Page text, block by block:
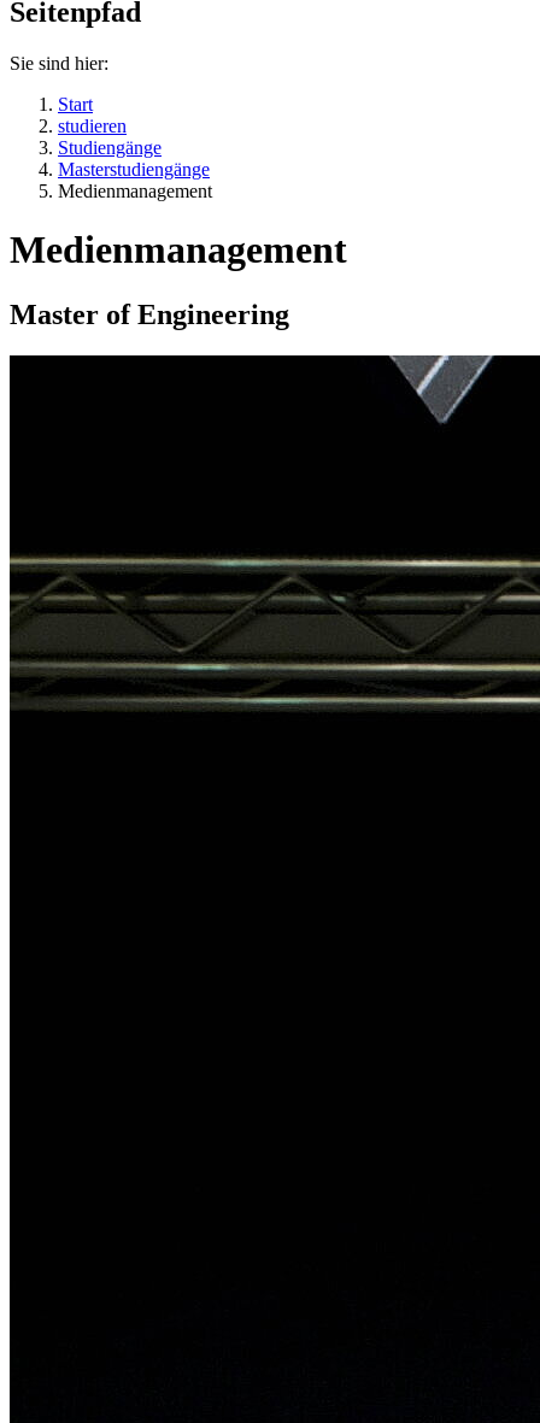
Seitenpfad
Sie sind hier:
Start
studieren
Studiengänge
Masterstudiengänge
Medienmanagement
Medienmanagement
Master of Engineering